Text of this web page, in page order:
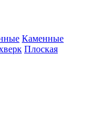
Каменные
Плоская